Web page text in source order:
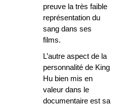
preuve la très faible
représentation du
sang dans ses
films.
L’autre aspect de la
personnalité de King
Hu bien mis en
valeur dans le
documentaire est sa